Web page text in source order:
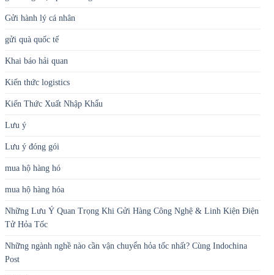
Gửi hành lý cá nhân
gửi quà quốc tế
Khai báo hải quan
Kiến thức logistics
Kiến Thức Xuất Nhập Khẩu
Lưu ý
Lưu ý đóng gói
mua hộ hàng hó
mua hộ hàng hóa
Những Lưu Ý Quan Trọng Khi Gửi Hàng Công Nghệ & Linh Kiện Điện
Tử Hỏa Tốc
Những ngành nghề nào cần vận chuyển hỏa tốc nhất? Cùng Indochina
Post